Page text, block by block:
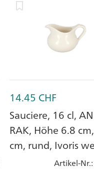
14.45 CHF
Sauciere, 16 cl,
RAK, Höhe 6.8
cm, rund, Ivoris
Artikel-Nr.